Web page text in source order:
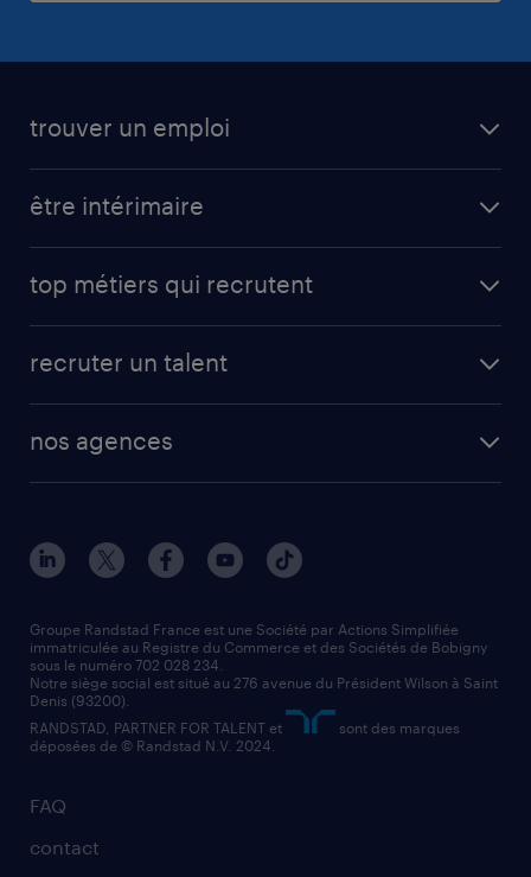
trouver un emploi
créer un compte candidat
être intérimaire
app talent / portail web
top métiers qui recrutent
manutentionnaire
assistant administratif
comptable
recruter un talent
solutions opérationnelles
contact entreprise
faq intérim / recrutement
nos agences
nos agences par ville
nos agences par région
nos cabinets de recrutement
FAQ
contact
Groupe Randstad France est une Société par Actions Simplifiée
immatriculée au Registre du Commerce et des Sociétés de Bobigny
sous le numéro 702 028 234.
Notre siège social est situé au 276 avenue du Président Wilson à Saint
Denis (93200).
RANDSTAD, PARTNER FOR TALENT et
sont des marques
déposées de © Randstad N.V. 2024.